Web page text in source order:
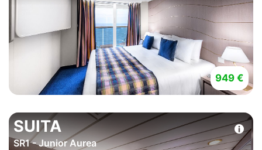
949 €
SUITA
SR1 - Junior Aurea